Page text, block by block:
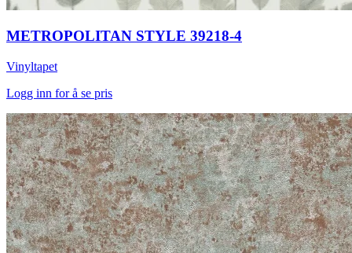
METROPOLITAN STYLE 39218-4
Vinyltapet
Logg inn for å se pris